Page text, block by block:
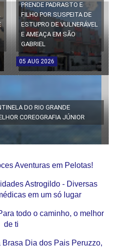
PRENDE PADRASTO E
FILHO POR SUSPEITA DE
ESTUPRO DE VULNERÁVEL
E AMEAÇA EM SÃO
GABRIEL
05 AUG 2026
DO RIO GRANDE
COREOGRAFIA JÚNIOR